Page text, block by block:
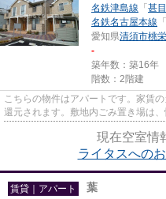
名鉄津島線 「 甚
名鉄名古屋本線 「
愛知県清須市桃栄
-
築年数：築16年
階数：2階建
こちらの物件はアパートです。家賃
還元されます。敷地内ごみ置き場は
現在空室情
ライタスへの
賃貸｜アパート 葉